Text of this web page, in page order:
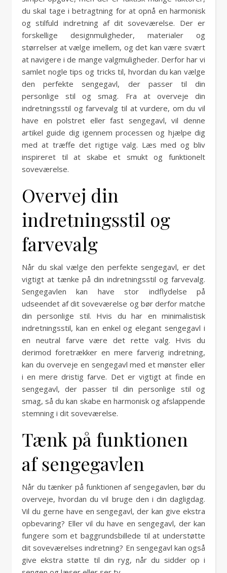
du skal tage i betragtning for at opnå en harmonisk
og stilfuld indretning af dit soveværelse. Der er
forskellige designmuligheder, materialer og
størrelser at vælge imellem, og det kan være svært
at navigere i de mange valgmuligheder. Derfor har vi
samlet nogle tips og tricks til, hvordan du kan vælge
den perfekte sengegavl, der passer til din
personlige stil og smag. Fra at overveje din
indretningsstil og farvevalg til at vurdere, om du vil
have en polstret eller fast sengegavl, vil denne
artikel guide dig igennem processen og hjælpe dig
med at træffe det rigtige valg. Læs med og bliv
inspireret til at skabe et smukt og funktionelt
soveværelse.
Overvej din
indretningsstil og
farvevalg
Når du skal vælge den perfekte sengegavl, er det
vigtigt at tænke på din indretningsstil og farvevalg.
Sengegavlen kan have stor indflydelse på
udseendet af dit soveværelse og bør derfor matche
din personlige stil. Hvis du har en minimalistisk
indretningsstil, kan en enkel og elegant sengegavl i
en neutral farve være det rette valg. Hvis du
derimod foretrækker en mere farverig indretning,
kan du overveje en sengegavl med et mønster eller
i en mere dristig farve. Det er vigtigt at finde en
sengegavl, der passer til din personlige stil og
smag, så du kan skabe en harmonisk og afslappende
stemning i dit soveværelse.
Tænk på funktionen
af sengegavlen
Når du tænker på funktionen af sengegavlen, bør du
overveje, hvordan du vil bruge den i din dagligdag.
Vil du gerne have en sengegavl, der kan give ekstra
opbevaring? Eller vil du have en sengegavl, der kan
fungere som et baggrundsbillede til at understøtte
dit soveværelses indretning? En sengegavl kan også
give ekstra støtte til din ryg, når du sidder op i